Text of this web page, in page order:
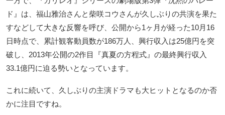
ド』は、福山雅治さんと柴咲コウさんが久しぶりの共演を果た
すなどして大きな反響を呼び、公開から1ヶ月が経った10月16
日時点で、累計観客動員数が186万人、興行収入は25億円を突
破し、2013年公開の2作目『真夏の方程式』の最終興行収入
33.1億円に迫る勢いとなっています。
これに続いて、久しぶりの主演ドラマも大ヒットとなるのか否
かに注目ですね。